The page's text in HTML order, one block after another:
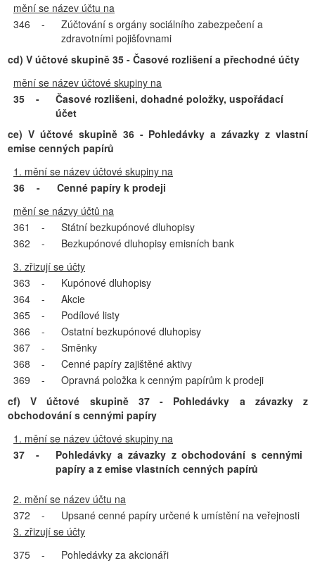
mění se název účtu na
346
-
Zúčtování s orgány sociálního zabezpečení a
zdravotními pojišťovnami
cd) V účtové skupině 35 - Časové rozlišení a přechodné účty
mění se název účtové skupiny na
35
-
Časové rozlišeni, dohadné položky, uspořádací
účet
ce) V účtové skupině 36 - Pohledávky a závazky z vlastní
emise cenných papírů
1. mění se název účtové skupiny na
36
-
Cenné papíry k prodeji
mění se názvy účtů na
361
-
Státní bezkupónové dluhopisy
362
-
Bezkupónové dluhopisy emisních bank
3. zřizují se účty
363
-
Kupónové dluhopisy
364
-
Akcie
365
-
Podílové listy
366
-
Ostatní bezkupónové dluhopisy
367
-
Směnky
368
-
Cenné papíry zajištěné aktivy
369
-
Opravná položka k cenným papírům k prodeji
cf) V účtové skupině 37 - Pohledávky a závazky z
obchodování s cennými papíry
1. mění se název účtové skupiny na
37
-
Pohledávky a závazky z obchodování s cennými
papíry a z emise vlastních cenných papírů
2. mění se název účtu na
372
-
Upsané cenné papíry určené k umístění na veřejnosti
3. zřizují se účty
375
-
Pohledávky za akcionáři